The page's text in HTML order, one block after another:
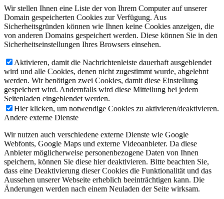
Wir stellen Ihnen eine Liste der von Ihrem Computer auf unserer
Domain gespeicherten Cookies zur Verfügung. Aus
Sicherheitsgründen können wie Ihnen keine Cookies anzeigen, die
von anderen Domains gespeichert werden. Diese können Sie in den
Sicherheitseinstellungen Ihres Browsers einsehen.
Aktivieren, damit die Nachrichtenleiste dauerhaft ausgeblendet
wird und alle Cookies, denen nicht zugestimmt wurde, abgelehnt
werden. Wir benötigen zwei Cookies, damit diese Einstellung
gespeichert wird. Andernfalls wird diese Mitteilung bei jedem
Seitenladen eingeblendet werden.
Hier klicken, um notwendige Cookies zu aktivieren/deaktivieren.
Andere externe Dienste
Wir nutzen auch verschiedene externe Dienste wie Google
Webfonts, Google Maps und externe Videoanbieter. Da diese
Anbieter möglicherweise personenbezogene Daten von Ihnen
speichern, können Sie diese hier deaktivieren. Bitte beachten Sie,
dass eine Deaktivierung dieser Cookies die Funktionalität und das
Aussehen unserer Webseite erheblich beeinträchtigen kann. Die
Änderungen werden nach einem Neuladen der Seite wirksam.